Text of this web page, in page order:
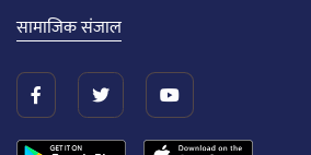
सामाजिक संजाल